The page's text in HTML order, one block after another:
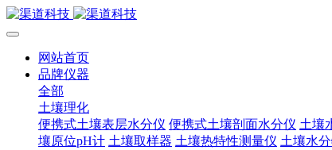
网站首页
品牌仪器
全部
土壤理化
便携式土壤表层水分仪 便携式土壤剖面水分仪 土壤
壤原位pH计 土壤取样器 土壤热特性测量仪 土壤水